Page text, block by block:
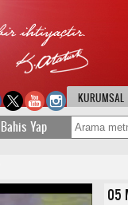
KURUMSAL
Bahis Yap
05